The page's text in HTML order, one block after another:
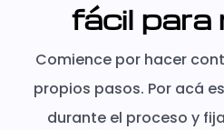
fácil para
Comience por hacer
propios pasos. Por acá
durante el proceso y